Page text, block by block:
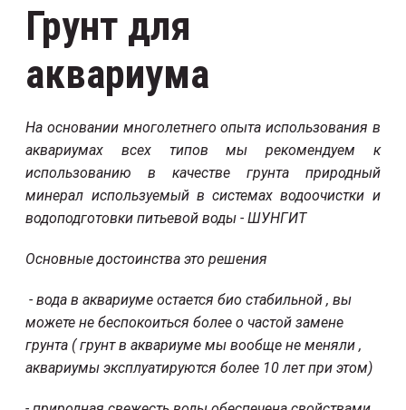
Грунт для
аквариума
На основании многолетнего опыта использования в
аквариумах всех типов мы рекомендуем к
использованию в качестве грунта природный
минерал используемый в системах водоочистки и
водоподготовки питьевой воды - ШУНГИТ
Основные достоинства это решения
- вода в аквариуме остается био стабильной , вы
можете не беспокоиться более о частой замене
грунта ( грунт в аквариуме мы вообще не меняли ,
аквариумы эксплуатируются более 10 лет при этом)